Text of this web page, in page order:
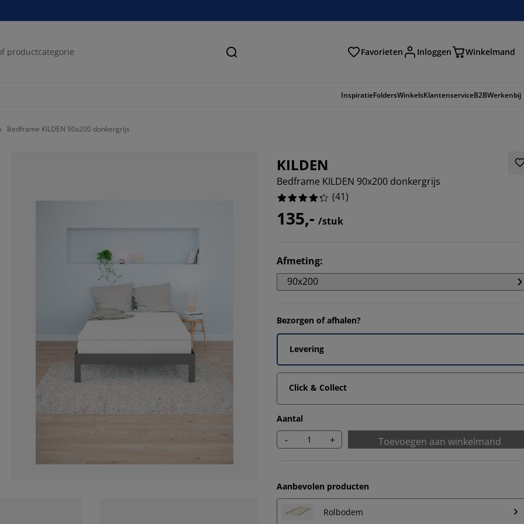
Zoeken Favorieten Inloggen Winkelmand
InspiratieFoldersWinkelsKlantenserviceB2BWerkenbij
Bedframe KILDEN 90x200 donkergrijs
KILDEN
Bedframe KILDEN 90x200 donkergrijs
(41)
135,- /stuk
Afmeting:
90x200
Bezorgen of afhalen?
Levering
Click & Collect
Aantal
- + Toevoegen aan winkelmand
Aanbevolen producten
Rolbodem
17.073170731707318%
9.75609756097561%
7.317073170731707%